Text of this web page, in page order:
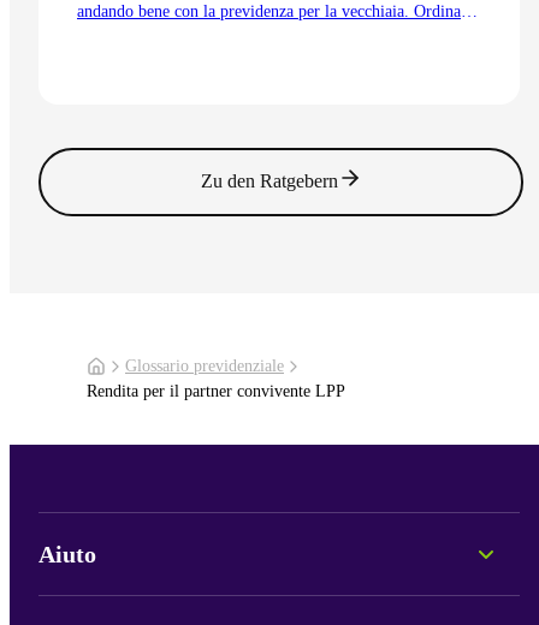
andando bene con la previdenza per la vecchiaia. Ordinata
Zu den Ratgebern
Glossario previdenziale
Rendita per il partner convivente LPP
Aiuto